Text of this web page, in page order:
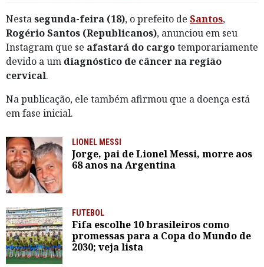
Nestasegunda-feira (18), o prefeito de Santos,
Rogério Santos (Republicanos), anunciou em seu
Instagram que se afastará do cargotemporariamente
devido a um diagnóstico de câncer na região
cervical.
Na publicação, ele também afirmou que a doença está
em fase inicial.
LIONEL MESSI
Jorge, pai de Lionel Messi, morre aos
68 anos na Argentina
FUTEBOL
Fifa escolhe 10 brasileiros como
promessas para a Copa do Mundo de
2030; veja lista